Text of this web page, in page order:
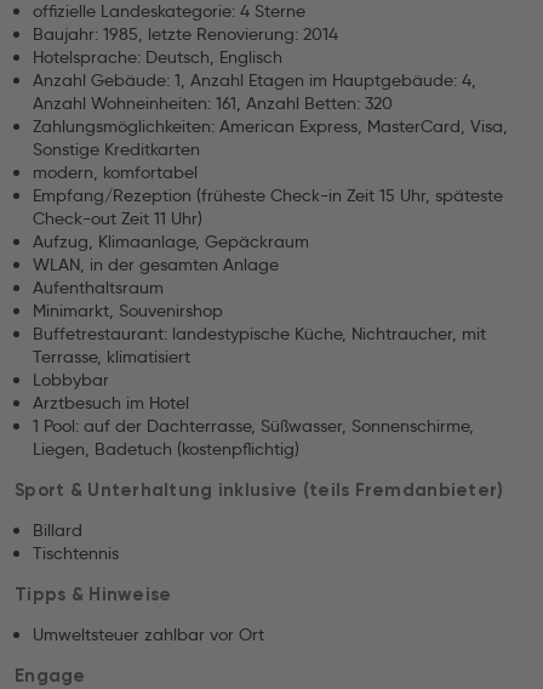
offizielle Landeskategorie: 4 Sterne
Baujahr: 1985, letzte Renovierung: 2014
Hotelsprache: Deutsch, Englisch
Anzahl Gebäude: 1, Anzahl Etagen im Hauptgebäude: 4,
Anzahl Wohneinheiten: 161, Anzahl Betten: 320
Zahlungsmöglichkeiten: American Express, MasterCard, Visa,
Sonstige Kreditkarten
modern, komfortabel
Empfang/Rezeption (früheste Check-in Zeit 15 Uhr, späteste
Check-out Zeit 11 Uhr)
Aufzug, Klimaanlage, Gepäckraum
WLAN, in der gesamten Anlage
Aufenthaltsraum
Minimarkt, Souvenirshop
Buffetrestaurant: landestypische Küche, Nichtraucher, mit
Terrasse, klimatisiert
Lobbybar
Arztbesuch im Hotel
1 Pool: auf der Dachterrasse, Süßwasser, Sonnenschirme,
Liegen, Badetuch (kostenpflichtig)
Sport & Unterhaltung inklusive (teils Fremdanbieter)
Billard
Tischtennis
Tipps & Hinweise
Umweltsteuer zahlbar vor Ort
Engage